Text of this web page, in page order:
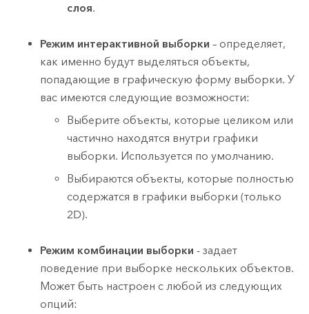
слоя.
Режим интерактивной выборки – определяет,
как именно будут выделяться объекты,
попадающие в графическую форму выборки. У
вас имеются следующие возможности:
Выберите объекты, которые целиком или
частично находятся внутри графики
выборки. Используется по умолчанию.
Выбираются объекты, которые полностью
содержатся в графики выборки (только
2D).
Режим комбинации выборки - задает
поведение при выборке нескольких объектов.
Может быть настроен с любой из следующих
опций: